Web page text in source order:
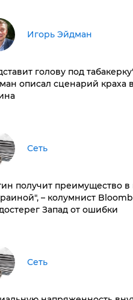
Игорь Эйдман
голову под
описал сценарий краха
Сеть
получит преимущество в
– колумнист
Запад от ошибки
Сеть